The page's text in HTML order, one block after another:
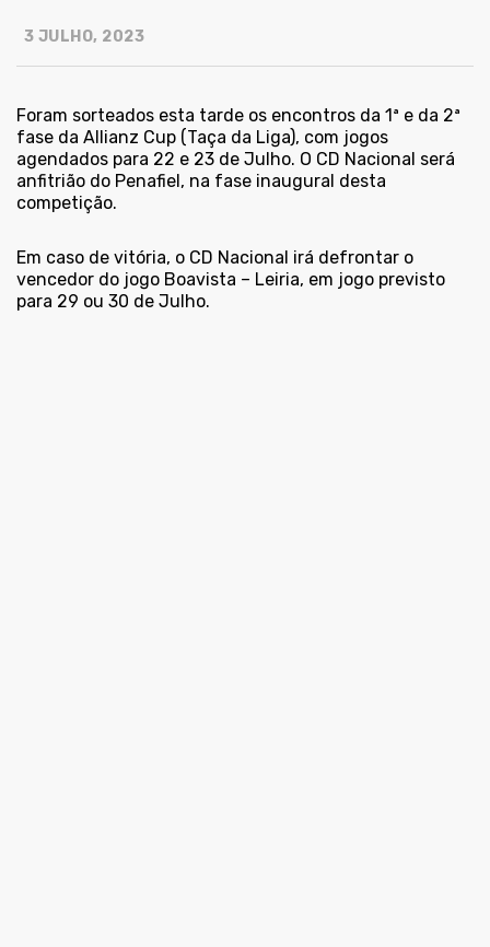
3 JULHO, 2023
Foram sorteados esta tarde os encontros da 1ª e da 2ª
fase da Allianz Cup (Taça da Liga), com jogos
agendados para 22 e 23 de Julho. O CD Nacional será
anfitrião do Penafiel, na fase inaugural desta
competição.
Em caso de vitória, o CD Nacional irá defrontar o
vencedor do jogo Boavista – Leiria, em jogo previsto
para 29 ou 30 de Julho.